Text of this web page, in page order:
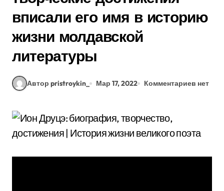
вписали его имя в историю
жизни молдавской
литературы
Автор pristroykin_ Мар 17, 2022 Комментариев нет